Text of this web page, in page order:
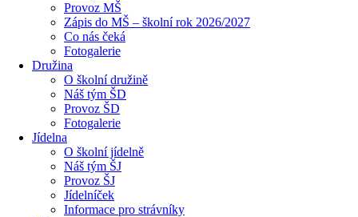
Provoz MŠ
Zápis do MŠ – školní rok 2026/2027
Co nás čeká
Fotogalerie
Družina
O školní družině
Náš tým ŠD
Provoz ŠD
Fotogalerie
Jídelna
O školní jídelně
Náš tým ŠJ
Provoz ŠJ
Jídelníček
Informace pro strávníky